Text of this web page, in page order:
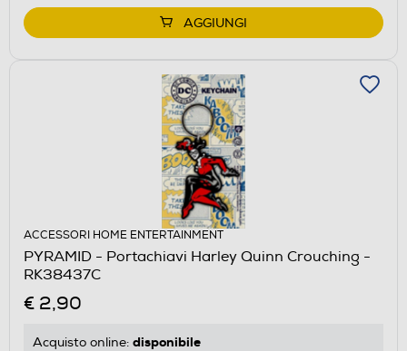
AGGIUNGI
ACCESSORI HOME ENTERTAINMENT
PYRAMID - Portachiavi Harley Quinn Crouching -
RK38437C
€ 2,90
Acquisto online: disponibile